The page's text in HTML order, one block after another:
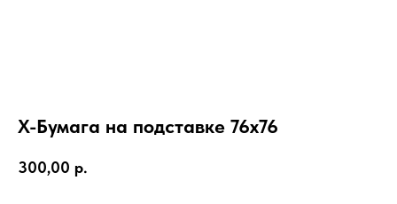
Х-Бумага на подставке 76х76
300,00 р.